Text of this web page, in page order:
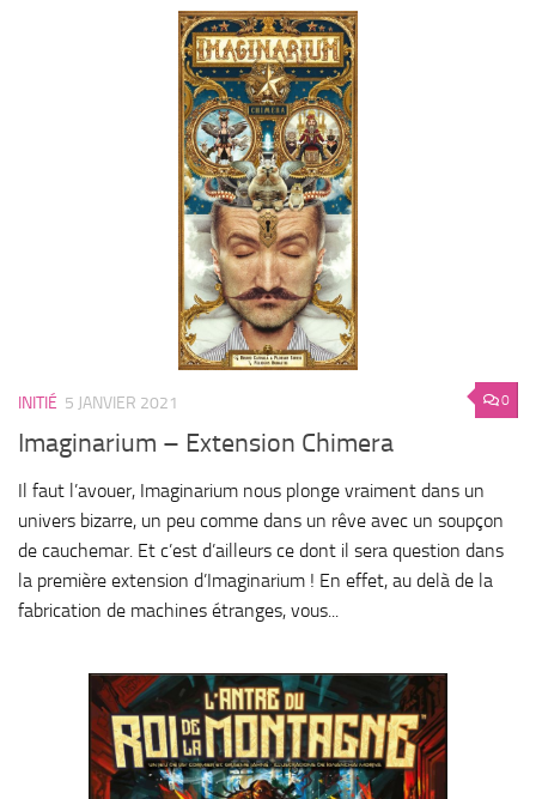
0
INITIÉ 5 JANVIER 2021
Imaginarium – Extension Chimera
Il faut l’avouer, Imaginarium nous plonge vraiment dans un
univers bizarre, un peu comme dans un rêve avec un soupçon
de cauchemar. Et c’est d’ailleurs ce dont il sera question dans
la première extension d’Imaginarium ! En effet, au delà de la
fabrication de machines étranges, vous...